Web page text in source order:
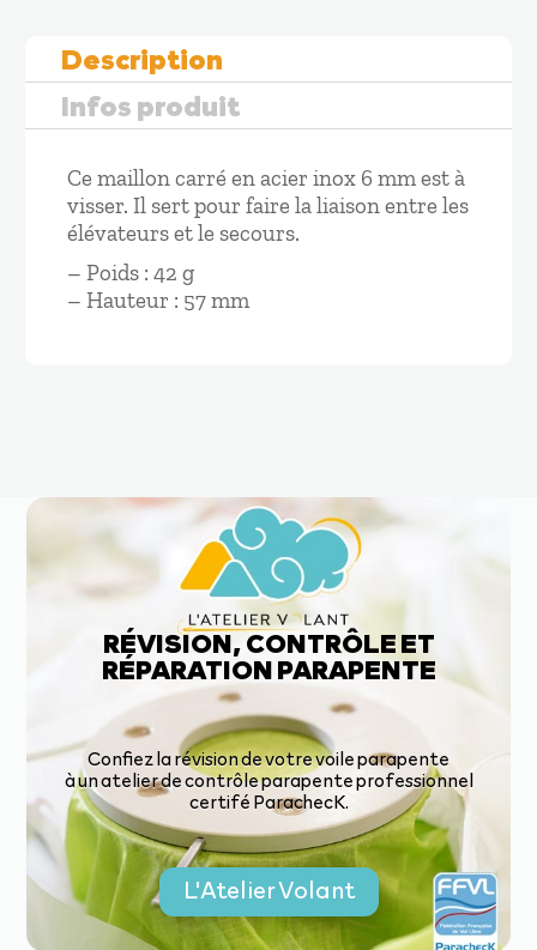
mmDescription
Infos produit
Ce maillon carré en acier inox 6 mm est à
visser. Il sert pour faire la liaison entre les
élévateurs et le secours.
– Poids : 42 g
– Hauteur : 57 mm
RÉVISION, CONTRÔLE ET
RÉPARATION PARAPENTE
Confiez la révision de votre voile parapente
à un atelier de contrôle parapente professionnel
certifé ParachecK.
L'Atelier Volant